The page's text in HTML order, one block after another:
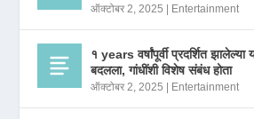
ऑक्टोबर 2, 2025 | Entertainment
१ years वर्षांपूर्वी प्रदर्शित झालेल्या
बदलला, गांधींशी विशेष संबंध होता
ऑक्टोबर 2, 2025 | Entertainment